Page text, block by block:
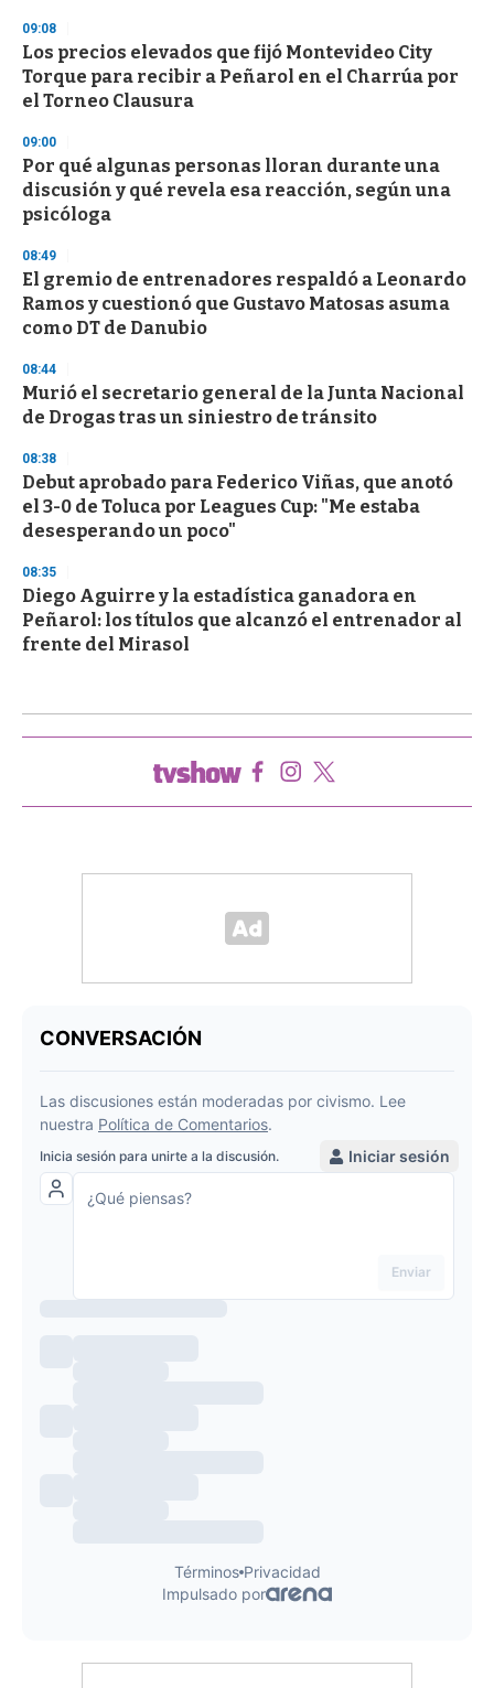
09:08
Los precios elevados que fijó Montevideo City
Torque para recibir a Peñarol en el Charrúa por
el Torneo Clausura
09:00
Por qué algunas personas lloran durante una
discusión y qué revela esa reacción, según una
psicóloga
08:49
El gremio de entrenadores respaldó a Leonardo
Ramos y cuestionó que Gustavo Matosas asuma
como DT de Danubio
08:44
Murió el secretario general de la Junta Nacional
de Drogas tras un siniestro de tránsito
08:38
Debut aprobado para Federico Viñas, que anotó
el 3-0 de Toluca por Leagues Cup: "Me estaba
desesperando un poco"
08:35
Diego Aguirre y la estadística ganadora en
Peñarol: los títulos que alcanzó el entrenador al
frente del Mirasol